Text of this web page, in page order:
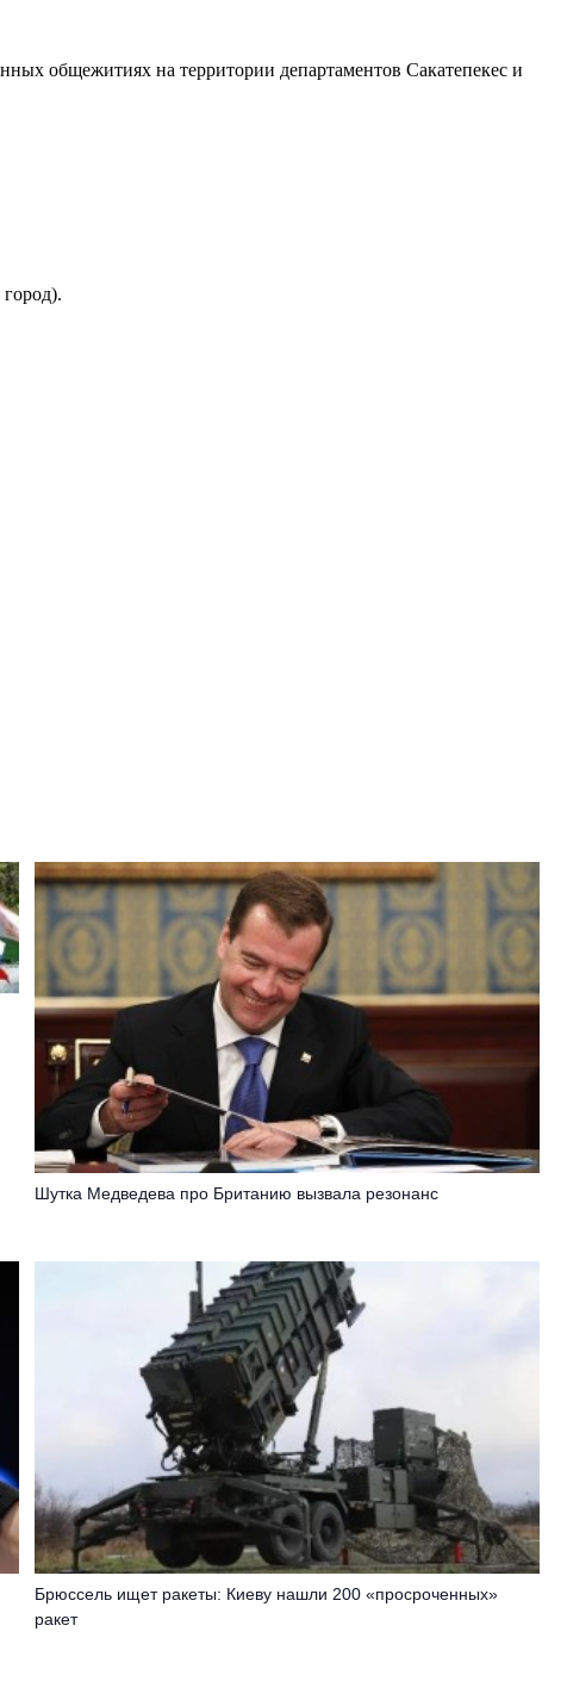
общежитиях на территории департаментов Сакатепекес и
Шутка Медведева про Британию вызвала резонанс
Брюссель ищет ракеты: Киеву нашли 200 «просроченных»
ракет